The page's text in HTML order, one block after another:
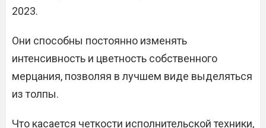
2023.
Они способны постоянно изменять
интенсивность и цветность собственного
мерцания, позволяя в лучшем виде выделяться
из толпы.
Что касается четкости исполнительской техники,